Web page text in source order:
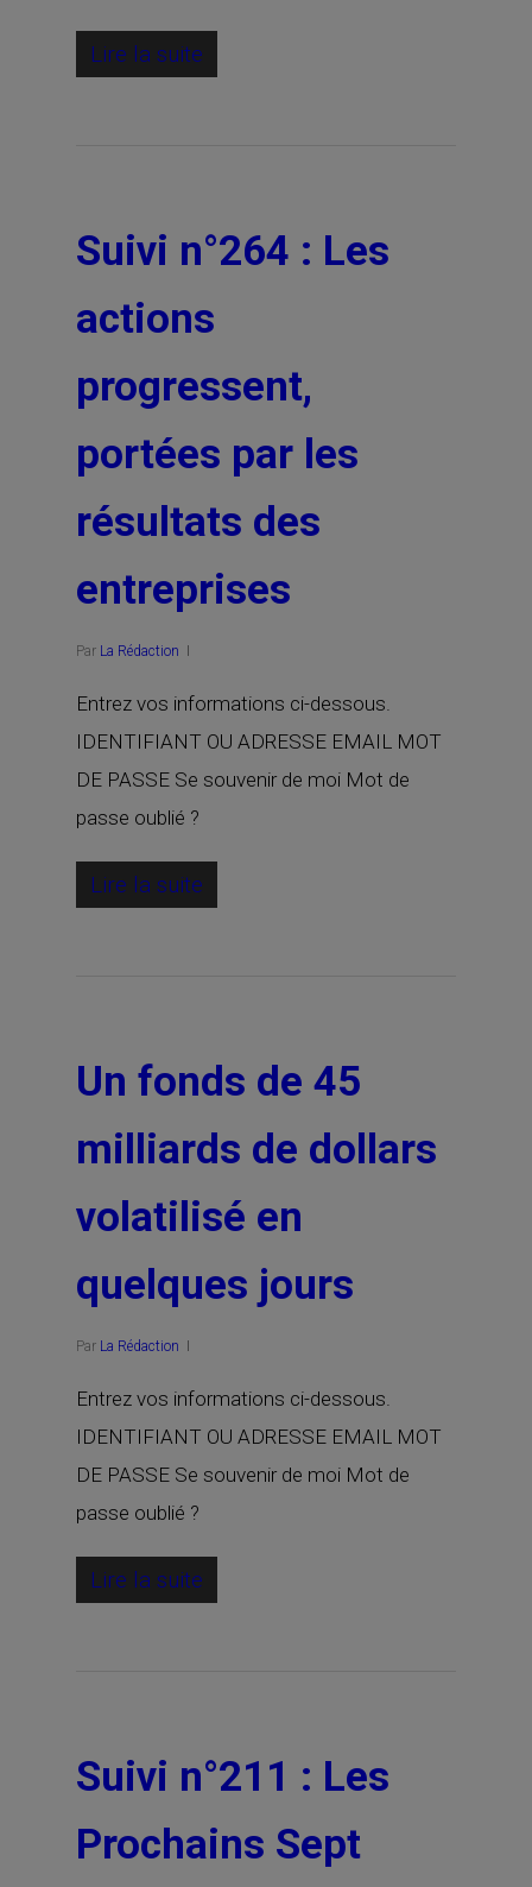
Lire la suite
Suivi n°264 : Les
actions
progressent,
portées par les
résultats des
entreprises
Par La Rédaction
Entrez vos informations ci-dessous.
IDENTIFIANT OU ADRESSE EMAIL MOT
DE PASSE Se souvenir de moi Mot de
passe oublié ?
Lire la suite
Un fonds de 45
milliards de dollars
volatilisé en
quelques jours
Par La Rédaction
Entrez vos informations ci-dessous.
IDENTIFIANT OU ADRESSE EMAIL MOT
DE PASSE Se souvenir de moi Mot de
passe oublié ?
Lire la suite
Suivi n°211 : Les
Prochains Sept